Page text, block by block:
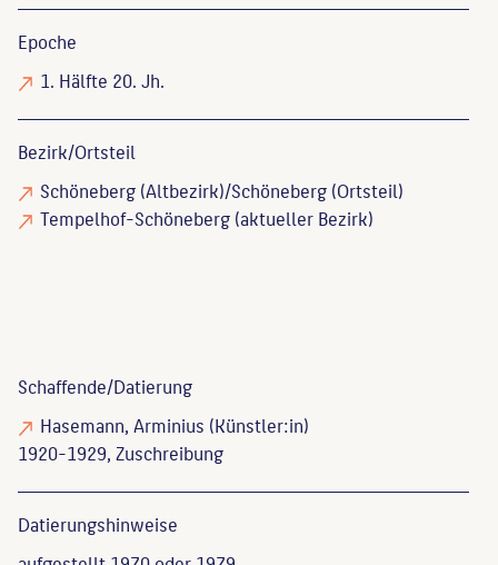
Epoche
1. Hälfte 20. Jh.
Bezirk/Ortsteil
Schöneberg (Altbezirk)/Schöneberg (Ortsteil)
Tempelhof-Schöneberg (aktueller Bezirk)
Schaffende/Datierung
Hasemann, Arminius (Künstler:in)
1920-1929, Zuschreibung
Datierungs­hinweise